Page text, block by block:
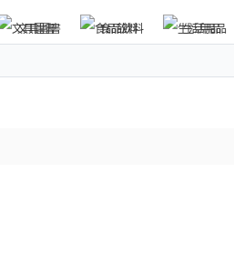
文具圖書
食品飲料 生活用品